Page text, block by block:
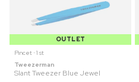
OUTLET
Pincet ⋅ 1 st
Tweezerman
Slant Tweezer Blue Jewel